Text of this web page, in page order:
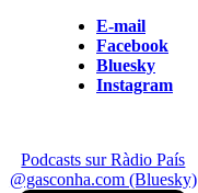
E-mail
Facebook
Bluesky
Instagram
Podcasts sur Ràdio País
@gasconha.com (Bluesky)